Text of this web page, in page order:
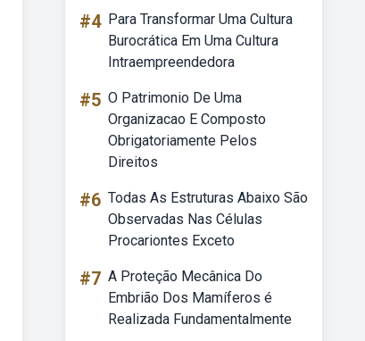
#4 Para Transformar Uma Cultura
Burocrática Em Uma Cultura
Intraempreendedora
#5 O Patrimonio De Uma
Organizacao E Composto
Obrigatoriamente Pelos
Direitos
#6 Todas As Estruturas Abaixo São
Observadas Nas Células
Procariontes Exceto
#7 A Proteção Mecânica Do
Embrião Dos Mamíferos é
Realizada Fundamentalmente